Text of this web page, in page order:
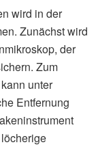
wird in der
Zunächst wird
der
Zum
unter
Entfernung